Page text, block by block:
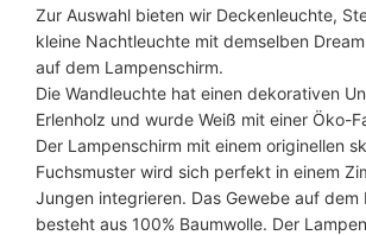
Zur Auswahl bieten wir Deckenleuchte,
kleine Nachtleuchte mit demselben
auf dem Lampenschirm.
Die Wandleuchte hat einen dekorativen
Erlenholz und wurde Weiß mit einer Öko-
Der Lampenschirm mit einem originellen
Fuchsmuster wird sich perfekt in einem
Jungen integrieren. Das Gewebe auf dem
besteht aus 100% Baumwolle. Der